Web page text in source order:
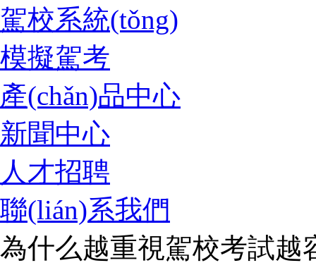
駕校系統(tǒng)
模擬駕考
產(chǎn)品中心
新聞中心
人才招聘
聯(lián)系我們
為什么越重視駕校考試越